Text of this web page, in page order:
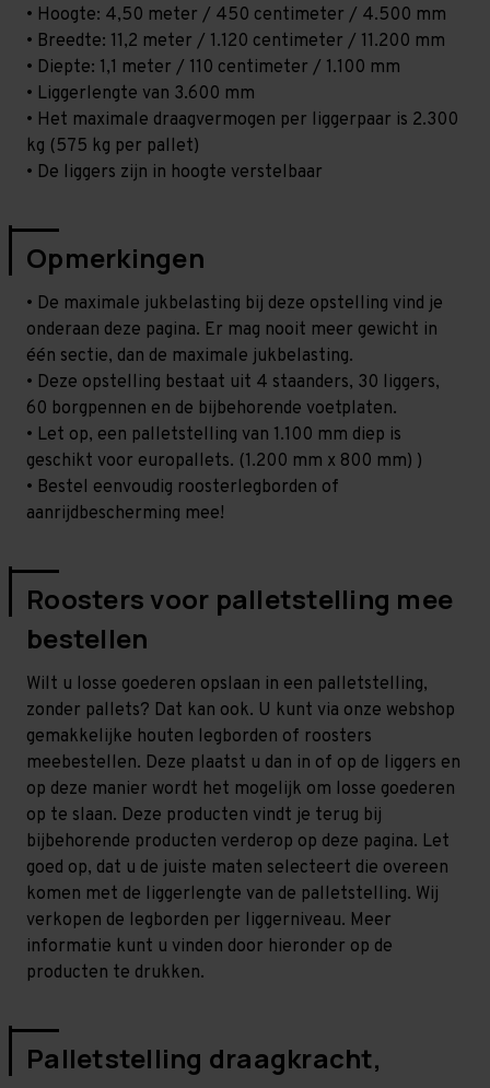
• Hoogte: 4,50 meter / 450 centimeter / 4.500 mm
• Breedte: 11,2 meter / 1.120 centimeter / 11.200 mm
• Diepte: 1,1 meter / 110 centimeter / 1.100 mm
• Liggerlengte van 3.600 mm
• Het maximale draagvermogen per liggerpaar is 2.300
kg (575 kg per pallet)
• De liggers zijn in hoogte verstelbaar
Opmerkingen
• De maximale jukbelasting bij deze opstelling vind je
onderaan deze pagina. Er mag nooit meer gewicht in
één sectie, dan de maximale jukbelasting.
• Deze opstelling bestaat uit 4 staanders, 30 liggers,
60 borgpennen en de bijbehorende voetplaten.
• Let op, een palletstelling van 1.100 mm diep is
geschikt voor europallets. (1.200 mm x 800 mm) )
• Bestel eenvoudig roosterlegborden of
aanrijdbescherming mee!
Roosters voor palletstelling mee
bestellen
Wilt u losse goederen opslaan in een palletstelling,
zonder pallets? Dat kan ook. U kunt via onze webshop
gemakkelijke houten legborden of roosters
meebestellen. Deze plaatst u dan in of op de liggers en
op deze manier wordt het mogelijk om losse goederen
op te slaan. Deze producten vindt je terug bij
bijbehorende producten verderop op deze pagina. Let
goed op, dat u de juiste maten selecteert die overeen
komen met de liggerlengte van de palletstelling. Wij
verkopen de legborden per liggerniveau. Meer
informatie kunt u vinden door hieronder op de
producten te drukken.
Palletstelling draagkracht,